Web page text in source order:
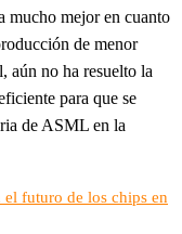
mucho mejor en cuanto
de menor
aún no ha resuelto la
para que se
de ASML en la
el futuro de los chips en